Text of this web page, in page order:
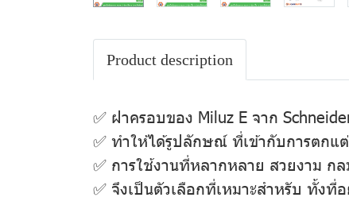
Product description
✅ ฝาครอบของ Miluz E จาก
✅ ทำให้ได้รูปลักษณ์ ที่เข้ากับการตกแ
✅ การใช้งานที่หลากหลาย สวยงาม ก
✅ จึงเป็นตัวเลือกที่เหมาะสำหรับ ทั้ง